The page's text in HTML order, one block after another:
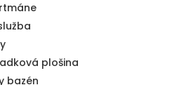
plošina
bazén